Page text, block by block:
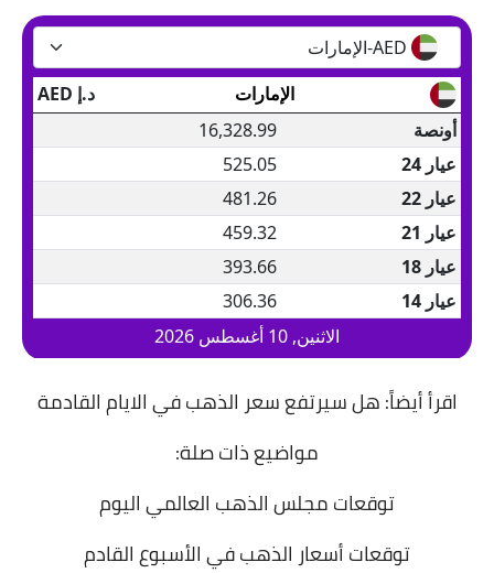
اقرأ أيضاً:هل سيرتفع سعر الذهب في الايام القادمة
مواضيع ذات صلة:
توقعات مجلس الذهب العالمي اليوم
توقعات أسعار الذهب في الأسبوع القادم